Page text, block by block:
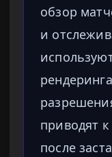
обзор
и
приводят
после